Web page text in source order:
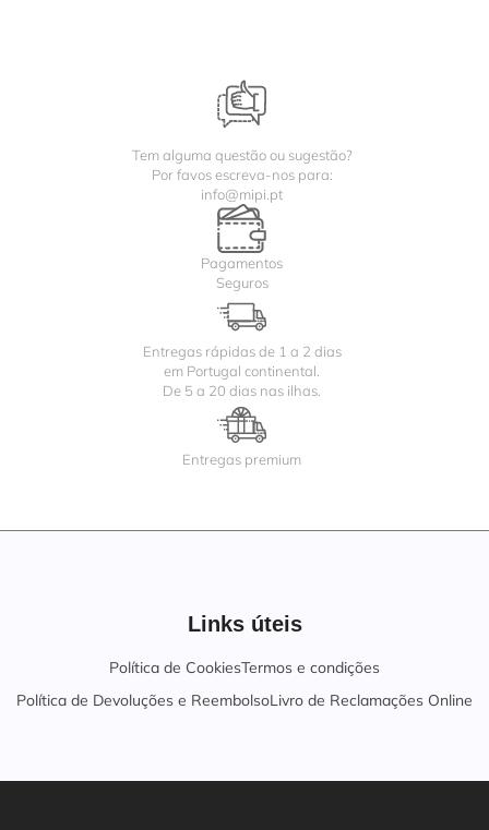
Tem alguma questão ou sugestão?
Por favos escreva-nos para:
info@mipi.pt
Pagamentos
Seguros
Entregas rápidas de 1 a 2 dias
em Portugal continental.
De 5 a 20 dias nas ilhas.
Entregas premium
Links úteis
Política de CookiesTermos e condições
Política de Devoluções e ReembolsoLivro de Reclamações Online